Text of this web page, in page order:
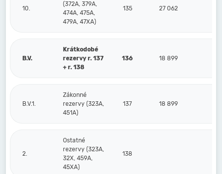
10.
(372A, 379A,
474A, 475A,
479A, 47XA)
135 27 062
B.V.
Krátkodobé
rezervy r. 137
+ r. 138
136 18 899
B.V.1.
Zákonné
rezervy (323A,
451A)
137 18 899
2.
Ostatné
rezervy (323A,
32X, 459A,
45XA)
138